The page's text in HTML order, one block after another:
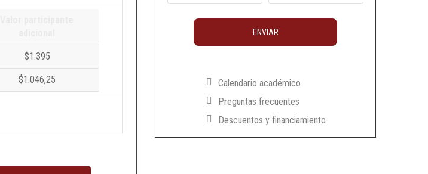
$1.395
$1.046,25
Calendario académico
Preguntas frecuentes
Descuentos y financiamiento